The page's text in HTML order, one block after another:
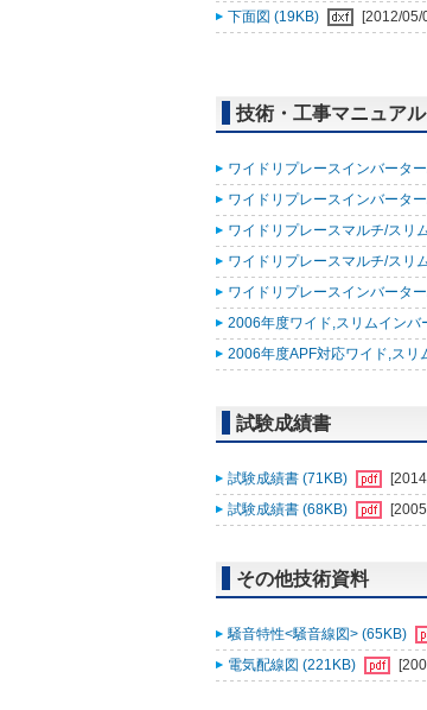
下面図 (19KB)
[2012/05/
技術・工事マニュアル
ワイドリプレースインバータ
ワイドリプレースインバータ
ワイドリプレースマルチ/スリ
ワイドリプレースマルチ/スリ
ワイドリプレースインバータ
2006年度ワイド,スリムインバ
2006年度APF対応ワイド,スリ
試験成績書
試験成績書 (71KB)
試験成績書 (68KB)
その他技術資料
騒音特性<騒音線図> (65KB)
電気配線図 (221KB)